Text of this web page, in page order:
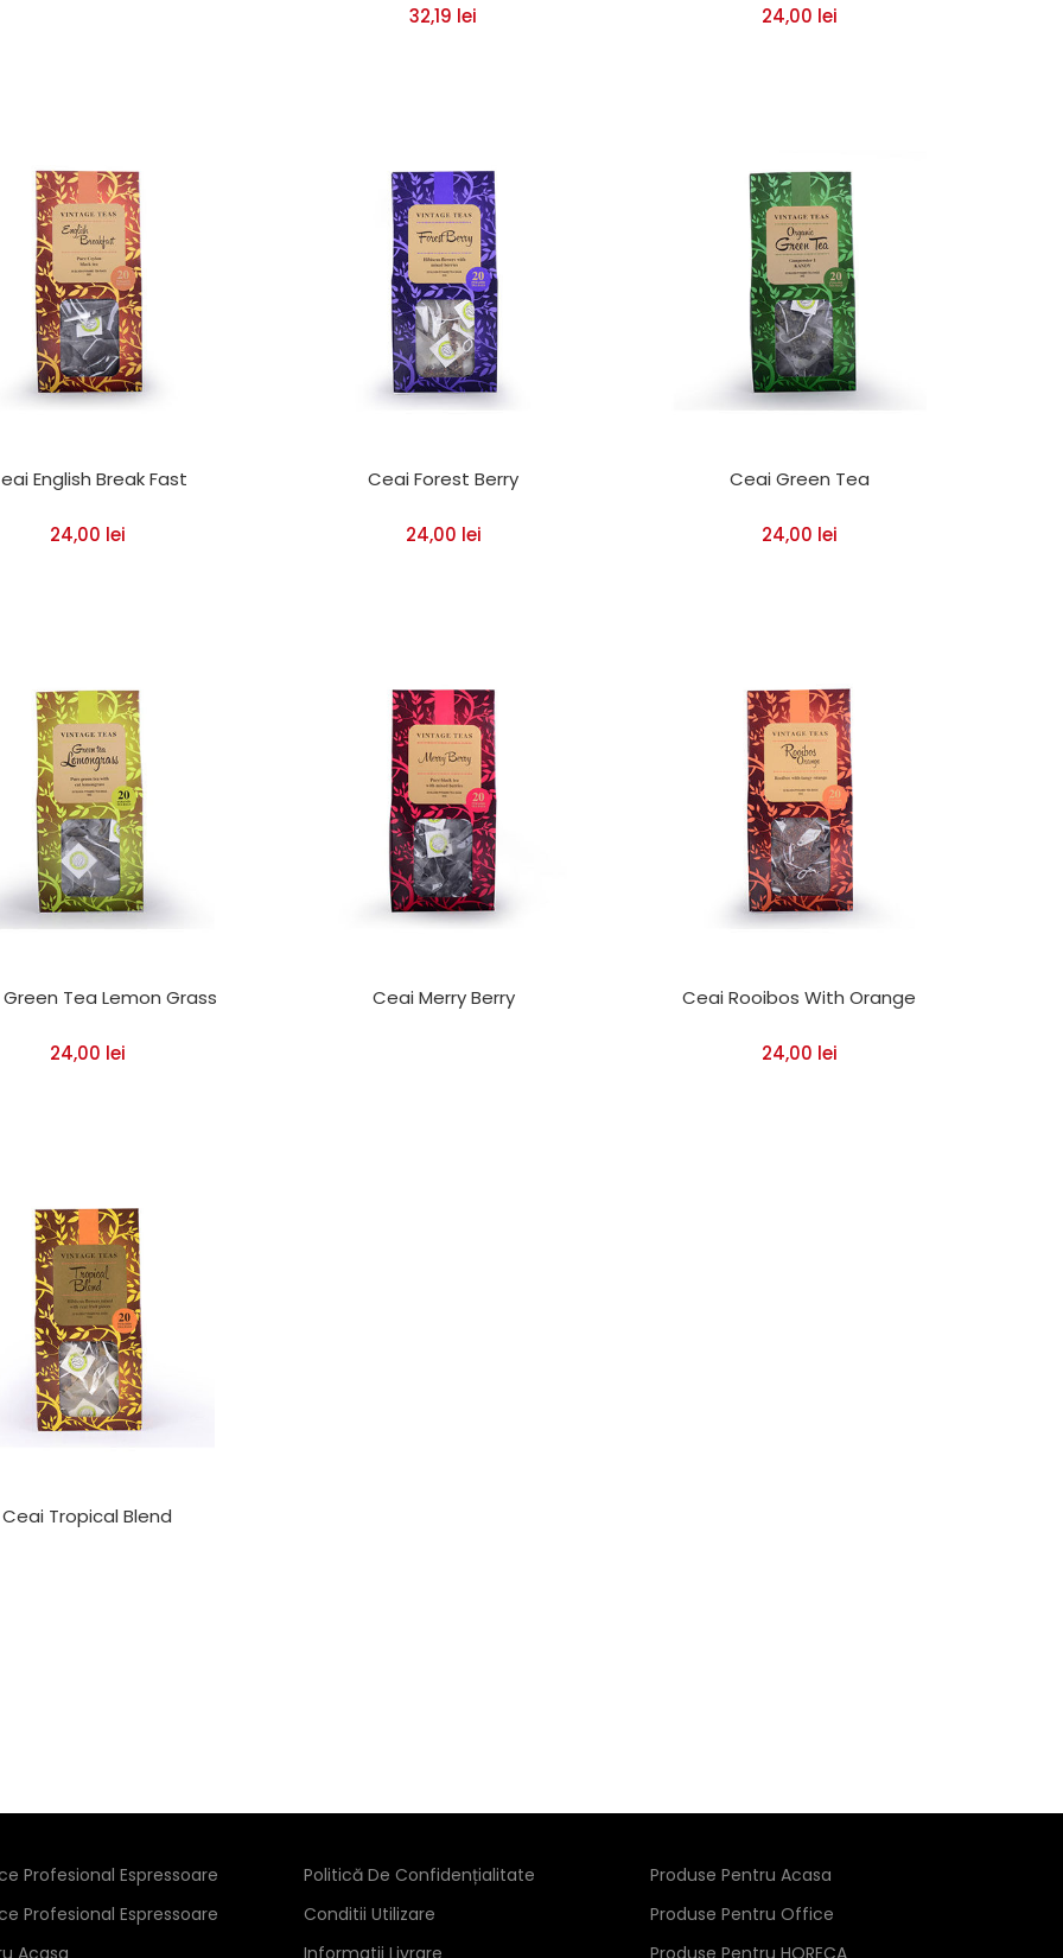
32,19 lei 24,00 lei
English Break Fast
24,00 lei
Ceai Forest Berry
24,00 lei
Ceai Green Tea
24,00 lei
Tea Lemon Grass
24,00 lei
Ceai Merry Berry Ceai Rooibos With Orange
24,00 lei
Ceai Tropical Blend
Profesional Espressoare
Profesional Espressoare
Acasa
Politică De Confidențialitate
Conditii Utilizare
Informatii Livrare
Produse Pentru Acasa
Produse Pentru Office
Produse Pentru HORECA